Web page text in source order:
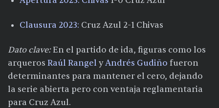
Clausura 2023: Cruz Azul 2-1 Chivas
Dato clave:En el partido de ida, figuras como los
arqueros Raúl Rangel yAndrés Gudiño fueron
determinantes para mantener el cero, dejando
la serie abierta pero con ventaja reglamentaria
para Cruz Azul.​